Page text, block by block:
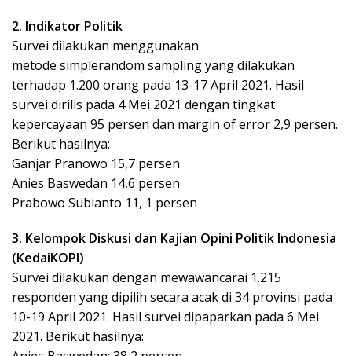
2. Indikator Politik
Survei dilakukan menggunakan
metode simplerandom sampling yang dilakukan
terhadap 1.200 orang pada 13-17 April 2021. Hasil
survei dirilis pada 4 Mei 2021 dengan tingkat
kepercayaan 95 persen dan margin of error 2,9 persen.
Berikut hasilnya:
Ganjar Pranowo 15,7 persen
Anies Baswedan 14,6 persen
Prabowo Subianto 11, 1 persen
3. Kelompok Diskusi dan Kajian Opini Politik Indonesia
(KedaiKOPI)
Survei dilakukan dengan mewawancarai 1.215
responden yang dipilih secara acak di 34 provinsi pada
10-19 April 2021. Hasil survei dipaparkan pada 6 Mei
2021. Berikut hasilnya: